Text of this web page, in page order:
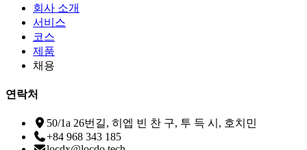
회사 소개
서비스
코스
제품
채용
연락처
50/1a 26번길, 히엡 빈 찬 구, 투 득 시, 호치민
+84 968 343 185